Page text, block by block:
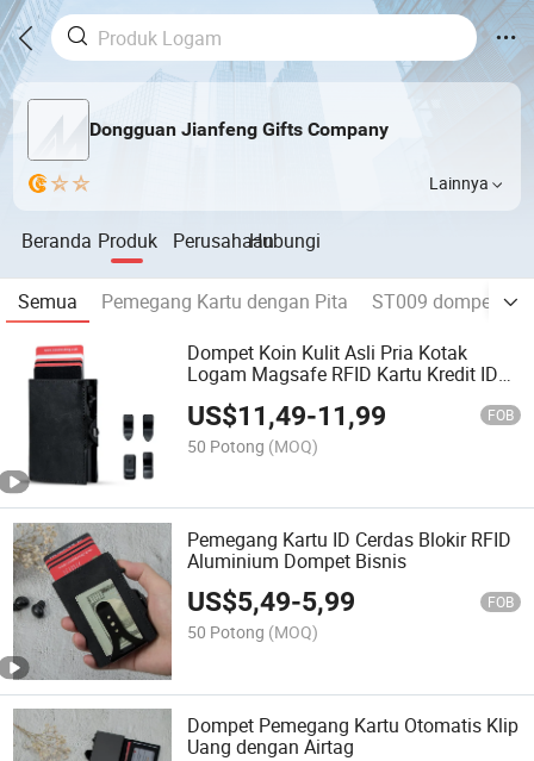
Dongguan Jianfeng Gifts Company
Lainnya
Beranda Produk PerusahaanHubungi
Semua Pemegang Kartu dengan Pita ST009 dompet
Dompet Koin Kulit Asli Pria Kotak
Logam Magsafe RFID Kartu Kredit ID
US$11,49-11,99 FOB
50 Potong (MOQ)
Pemegang Kartu ID Cerdas Blokir RFID
Aluminium Dompet Bisnis
US$5,49-5,99 FOB
50 Potong (MOQ)
Dompet Pemegang Kartu Otomatis Klip
Uang dengan Airtag